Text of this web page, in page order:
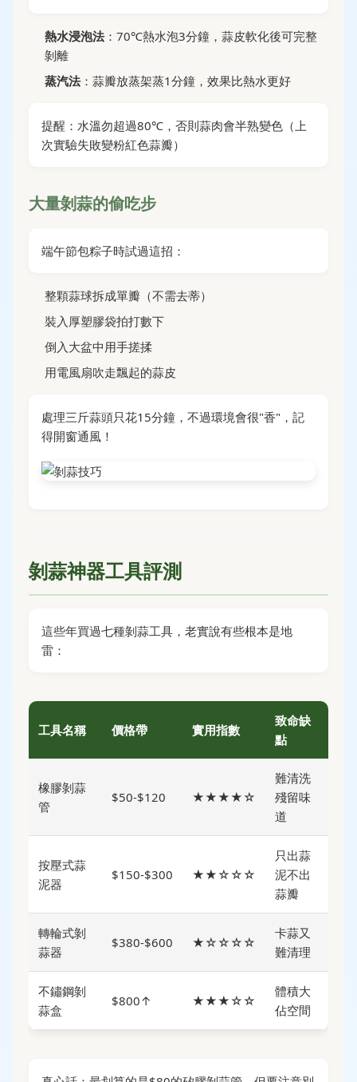
熱水浸泡法：70℃熱水泡3分鐘，蒜皮軟化後可完整
剝離
蒸汽法：蒜瓣放蒸架蒸1分鐘，效果比熱水更好
提醒：水溫勿超過80℃，否則蒜肉會半熟變色（上
次實驗失敗變粉紅色蒜瓣）
大量剝蒜的偷吃步
端午節包粽子時試過這招：
整顆蒜球拆成單瓣（不需去蒂）
裝入厚塑膠袋拍打數下
倒入大盆中用手搓揉
用電風扇吹走飄起的蒜皮
處理三斤蒜頭只花15分鐘，不過環境會很"香"，記
得開窗通風！
剝蒜神器工具評測
這些年買過七種剝蒜工具，老實說有些根本是地
雷：
工具名稱 價格帶 實用指數
致命缺
點
橡膠剝蒜
管
$50-$120 ★★★★☆
難清洗
殘留味
道
按壓式蒜
泥器
$150-$300 ★★☆☆☆
只出蒜
泥不出
蒜瓣
轉輪式剝
蒜器
$380-$600 ★☆☆☆☆
卡蒜又
難清理
不鏽鋼剝
蒜盒
$800↑ ★★★☆☆
體積大
佔空間